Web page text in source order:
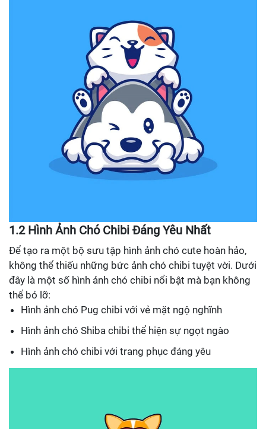
1.2 Hình Ảnh Chó Chibi Đáng Yêu Nhất
Để tạo ra một bộ sưu tập hình ảnh chó cute hoàn hảo,
không thể thiếu những bức ảnh chó chibi tuyệt vời. Dưới
đây là một số hình ảnh chó chibi nổi bật mà bạn không
thể bỏ lỡ:
Hình ảnh chó Pug chibi với vẻ mặt ngộ nghĩnh
Hình ảnh chó Shiba chibi thể hiện sự ngọt ngào
Hình ảnh chó chibi với trang phục đáng yêu